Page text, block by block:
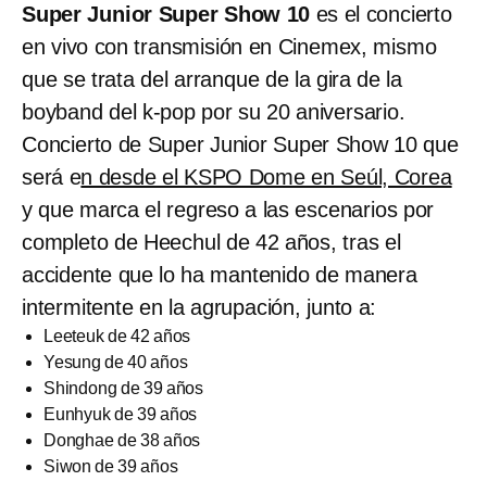
Super Junior Super Show 10 es el concierto
en vivo con transmisión en Cinemex, mismo
que se trata del arranque de la gira de la
boyband del k-pop por su 20 aniversario.
Concierto de Super Junior Super Show 10 que
será en desde el KSPO Dome en Seúl, Corea
y que marca el regreso a las escenarios por
completo de Heechul de 42 años, tras el
accidente que lo ha mantenido de manera
intermitente en la agrupación, junto a:
Leeteuk de 42 años
Yesung de 40 años
Shindong de 39 años
Eunhyuk de 39 años
Donghae de 38 años
Siwon de 39 años